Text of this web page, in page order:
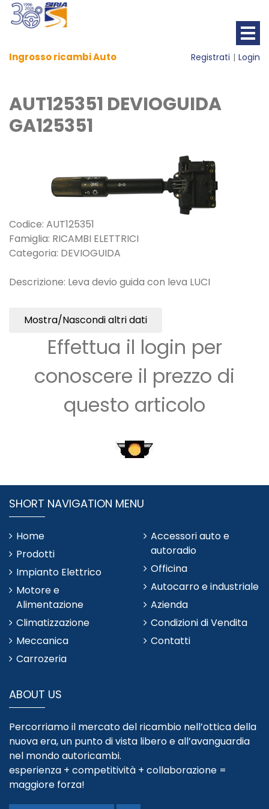
Ingrosso ricambi Auto Registrati Login
AUT125351 DEVIOGUIDA
GA125351
Codice: AUT125351
Famiglia: RICAMBI ELETTRICI
Categoria: DEVIOGUIDA
Descrizione: Leva devio guida con leva LUCI
Mostra/Nascondi altri dati
Effettua il login per
conoscere il prezzo di
questo articolo
SHORT NAVIGATION MENU
Home
Prodotti
Impianto Elettrico
Motore e
Alimentazione
Climatizzazione
Meccanica
Carrozeria
Accessori auto e
autoradio
Officina
Autocarro e industriale
Azienda
Condizioni di Vendita
Contatti
ABOUT US
Percorriamo il mercato del ricambio nell’ottica della
nuova era, un punto di vista libero e all’avanguardia
nel mondo autoricambi.
esperienza + competitività + collaborazione =
maggiore forza!